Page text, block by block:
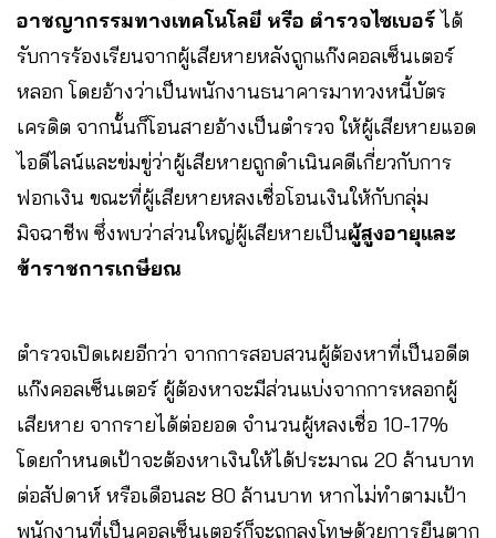
อาชญากรรมทางเทคโนโลยี หรือ ตำรวจไซเบอร์ ได้
รับการร้องเรียนจากผู้เสียหายหลังถูกแก๊งคอลเซ็นเตอร์
หลอก โดยอ้างว่าเป็นพนักงานธนาคารมาทวงหนี้บัตร
เครดิต จากนั้นก็โอนสายอ้างเป็นตำรวจ ให้ผู้เสียหายแอด
ไอดีไลน์และข่มขู่ว่าผู้เสียหายถูกดำเนินคดีเกี่ยวกับการ
ฟอกเงิน ขณะที่ผู้เสียหายหลงเชื่อโอนเงินให้กับกลุ่ม
มิจฉาชีพ ซึ่งพบว่าส่วนใหญ่ผู้เสียหายเป็นผู้สูงอายุและ
ข้าราชการเกษียณ
ตำรวจเปิดเผยอีกว่า จากการสอบสวนผู้ต้องหาที่เป็นอดีต
แก๊งคอลเซ็นเตอร์ ผู้ต้องหาจะมีส่วนแบ่งจากการหลอกผู้
เสียหาย จากรายได้ต่อยอด จำนวนผู้หลงเชื่อ 10-17%
โดยกำหนดเป้าจะต้องหาเงินให้ได้ประมาณ 20 ล้านบาท
ต่อสัปดาห์ หรือเดือนละ 80 ล้านบาท หากไม่ทำตามเป้า
พนักงานที่เป็นคอลเซ็นเตอร์ก็จะถูกลงโทษด้วยการยืนตาก